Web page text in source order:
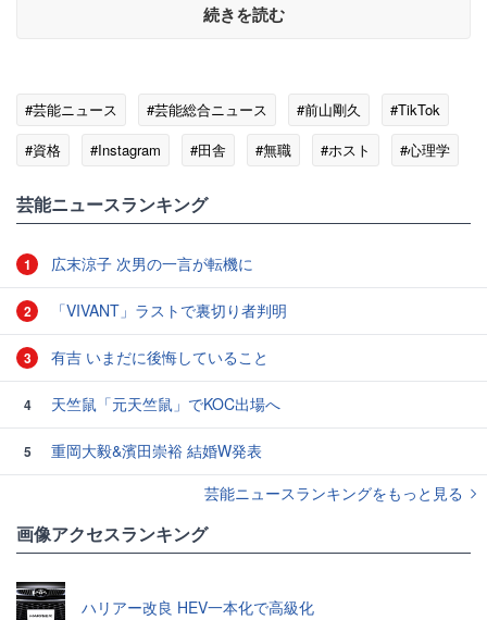
続きを読む
#芸能ニュース #芸能総合ニュース #前山剛久
#TikTok
#資格
#Instagram #田舎 #無職 #ホスト #心理学
芸能ニュースランキング
1 広末涼子 次男の一言が転機に
2 「VIVANT」ラストで裏切り者判明
3 有吉 いまだに後悔していること
4 天竺鼠「元天竺鼠」でKOC出場へ
5
重岡大毅&濱田崇裕 結婚W発表
芸能ニュースランキングをもっと見る
画像アクセスランキング
ハリアー改良 HEV一本化で高級化